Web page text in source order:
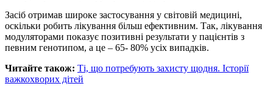
Засіб отримав широке застосування у світовій медицині,
оскільки робить лікування більш ефективним. Так, лікування
модуляторами показує позитивні результати у пацієнтів з
певним генотипом, а це – 65- 80% усіх випадків.
Читайте також: Ті, що потребують захисту щодня. Історії
важкохворих дітей